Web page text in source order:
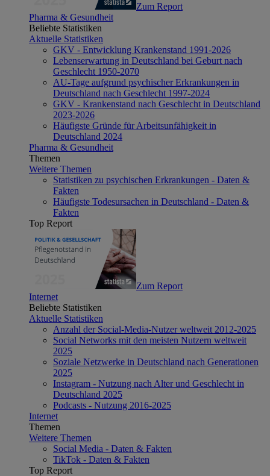
Zum Report
Pharma & Gesundheit
Beliebte Statistiken
Aktuelle Statistiken
GKV - Entwicklung Krankenstand 1991-2026
Lebenserwartung in Deutschland bei Geburt nach
Geschlecht 1950-2070
AU-Tage aufgrund psychischer Erkrankungen in
Deutschland nach Geschlecht 1997-2024
GKV - Krankenstand nach Geschlecht in Deutschland
2023-2026
Häufigste Gründe für Arbeitsunfähigkeit in
Deutschland 2024
Pharma & Gesundheit
Themen
Weitere Themen
Statistiken zu psychischen Erkrankungen - Daten &
Fakten
Häufigste Todesursachen in Deutschland - Daten &
Fakten
Top Report
Zum Report
Internet
Beliebte Statistiken
Aktuelle Statistiken
Anzahl der Social-Media-Nutzer weltweit 2012-2025
Social Networks mit den meisten Nutzern weltweit
2025
Soziale Netzwerke in Deutschland nach Generationen
2025
Instagram - Nutzung nach Alter und Geschlecht in
Deutschland 2025
Podcasts - Nutzung 2016-2025
Internet
Themen
Weitere Themen
Social Media - Daten & Fakten
TikTok - Daten & Fakten
Top Report